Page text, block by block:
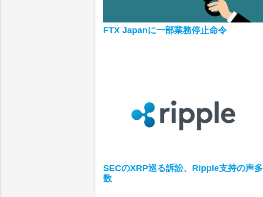
FTX Japanに一部業務停止命令
SECのXRP巡る訴訟、Ripple支持の声多
数